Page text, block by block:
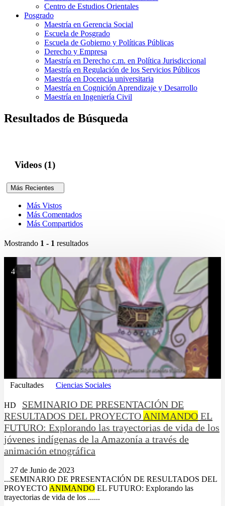
Centro de Estudios Orientales
Posgrado
Maestría en Gerencia Social
Escuela de Posgrado
Escuela de Gobierno y Políticas Públicas
Derecho y Empresa
Maestría en Derecho c.m. en Política Jurisdiccional
Maestría en Regulación de los Servicios Públicos
Maestría en Docencia universitaria
Maestría en Cognición Aprendizaje y Desarrollo
Maestría en Ingeniería Civil
Resultados de Búsqueda
Videos (1)
Más Recientes
Más Vistos
Más Comentados
Más Compartidos
Mostrando 1 - 1 resultados
4
Facultades Ciencias Sociales
HD
SEMINARIO DE PRESENTACIÓN DE
RESULTADOS DEL PROYECTO ANIMANDO EL
FUTURO: Explorando las trayectorias de vida de los
jóvenes indígenas de la Amazonía a través de
animación etnográfica
27 de Junio de 2023
...SEMINARIO DE PRESENTACIÓN DE RESULTADOS DEL
PROYECTO ANIMANDO EL FUTURO: Explorando las
trayectorias de vida de los ......